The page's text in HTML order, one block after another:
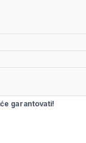
garantovati!